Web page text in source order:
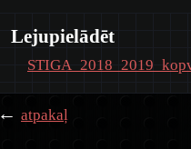
Lejupielādēt
← atpakaļ